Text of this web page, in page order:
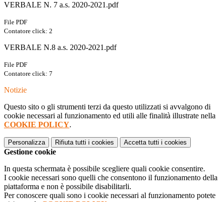
VERBALE N. 7 a.s. 2020-2021.pdf
File PDF
Contatore click: 2
VERBALE N.8 a.s. 2020-2021.pdf
File PDF
Contatore click: 7
Notizie
Questo sito o gli strumenti terzi da questo utilizzati si avvalgono di
cookie necessari al funzionamento ed utili alle finalità illustrate nella
COOKIE POLICY.
Personalizza Rifiuta tutti i cookies Accetta tutti i cookies
Gestione cookie
In questa schermata è possibile scegliere quali cookie consentire.
I cookie necessari sono quelli che consentono il funzionamento della
piattaforma e non è possibile disabilitarli.
Per conoscere quali sono i cookie necessari al funzionamento potete